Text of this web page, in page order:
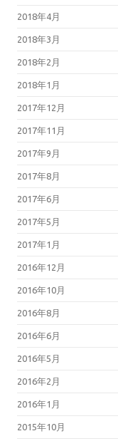
2018年4月
2018年3月
2018年2月
2018年1月
2017年12月
2017年11月
2017年9月
2017年8月
2017年6月
2017年5月
2017年1月
2016年12月
2016年10月
2016年8月
2016年6月
2016年5月
2016年2月
2016年1月
2015年10月